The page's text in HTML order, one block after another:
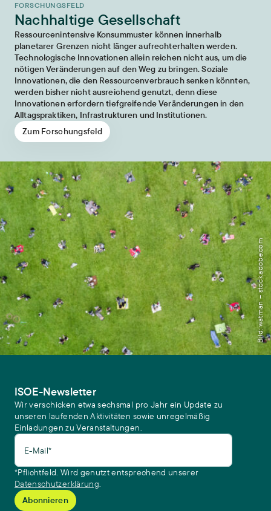
FORSCHUNGSFELD
Nachhaltige Gesellschaft
Ressourcenintensive Konsummuster können innerhalb
planetarer Grenzen nicht länger aufrechterhalten werden.
Technologische Innovationen allein reichen nicht aus, um die
nötigen Veränderungen auf den Weg zu bringen. Soziale
Innovationen, die den Ressourcenverbrauch senken könnten,
werden bisher nicht ausreichend genutzt, denn diese
Innovationen erfordern tiefgreifende Veränderungen in den
Alltagspraktiken, Infrastrukturen und Institutionen.
Zum Forschungsfeld
Bild: watman – stock.adobe.com
ISOE-Newsletter
Wir verschicken etwa sechsmal pro Jahr ein Update zu
unseren laufenden Aktivitäten sowie unregelmäßig
Einladungen zu Veranstaltungen.
E-Mail*
*Pflichtfeld. Wird genutzt entsprechend unserer
Datenschutzerklärung.